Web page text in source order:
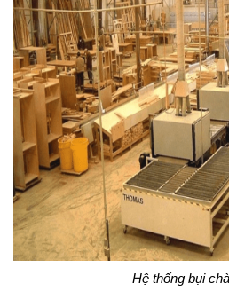
Hệ thống bụi